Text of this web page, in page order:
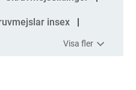
insex
Visa fler